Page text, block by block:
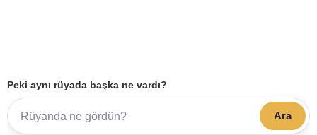
Peki aynı rüyada başka ne vardı?
Ara